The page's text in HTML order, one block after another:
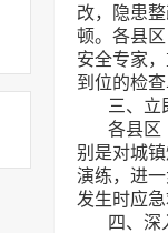
改，隐患
顿。各县
安全专家
到位的检
三、立
各县区
别是对城
演练，进
发生时应
四、深